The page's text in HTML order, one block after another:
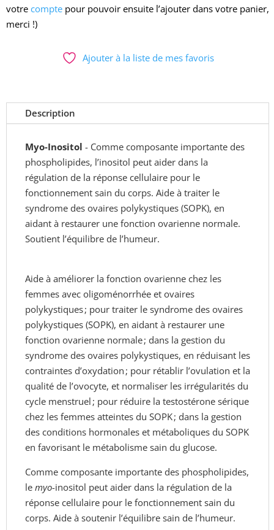
votre compte pour pouvoir ensuite l’ajouter dans votre panier,
merci !)
Ajouter à la liste de mes favoris
Description
Myo-Inositol - Comme composante importante des
phospholipides, l’inositol peut aider dans la
régulation de la réponse cellulaire pour le
fonctionnement sain du corps. Aide à traiter le
syndrome des ovaires polykystiques (SOPK), en
aidant à restaurer une fonction ovarienne normale.
Soutient l’équilibre de l’humeur.
Aide à améliorer la fonction ovarienne chez les
femmes avec oligoménorrhée et ovaires
polykystiques ; pour traiter le syndrome des ovaires
polykystiques (SOPK), en aidant à restaurer une
fonction ovarienne normale ; dans la gestion du
syndrome des ovaires polykystiques, en réduisant les
contraintes d’oxydation ; pour rétablir l’ovulation et la
qualité de l’ovocyte, et normaliser les irrégularités du
cycle menstruel ; pour réduire la testostérone sérique
chez les femmes atteintes du SOPK ; dans la gestion
des conditions hormonales et métaboliques du SOPK
en favorisant le métabolisme sain du glucose.
Comme composante importante des phospholipides,
le myo-inositol peut aider dans la régulation de la
réponse cellulaire pour le fonctionnement sain du
corps. Aide à soutenir l’équilibre sain de l’humeur.